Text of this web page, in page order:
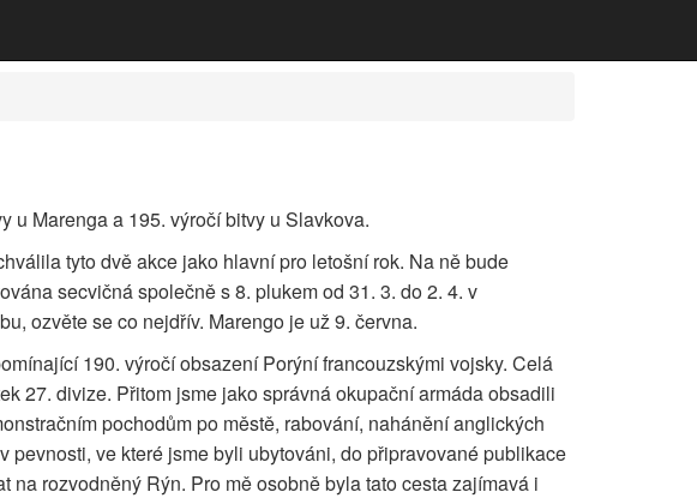
u Marenga a 195. výročí bitvy u Slavkova.
tyto dvě akce jako hlavní pro letošní rok. Na ně bude
secvičná společně s 8. plukem od 31. 3. do 2. 4. v
ozvěte se co nejdřív. Marengo je už 9. června.
190. výročí obsazení Porýní francouzskými vojsky. Celá
27. divize. Přitom jsme jako správná okupační armáda obsadili
pochodům po městě, rabování, nahánění anglických
ve které jsme byli ubytováni, do připravované publikace
rozvodněný Rýn. Pro mě osobně byla tato cesta zajímavá i